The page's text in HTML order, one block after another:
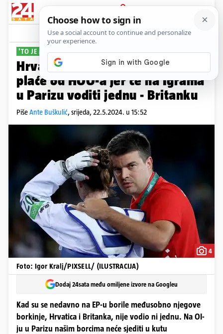
PRIJAVA
Sport Komentari
'TO JE MORALAN ČIN'
Hrvatski izbornik odrekao se
plaće od HOO-a jer će na Igrama
u Parizu voditi jednu - Britanku
PišeAnte Buškulić, srijeda, 22.5.2024. u 15:52
4
Foto: Igor Kralj/PIXSELL/ (ILUSTRACIJA)
Dodaj 24sata među omiljene izvore na Googleu
Kad su se nedavno na EP-u borile međusobno njegove
borkinje, Hrvatica i Britanka, nije vodio ni jednu. Na OI-
ju u Parizu našim borcima neće sjediti u kutu